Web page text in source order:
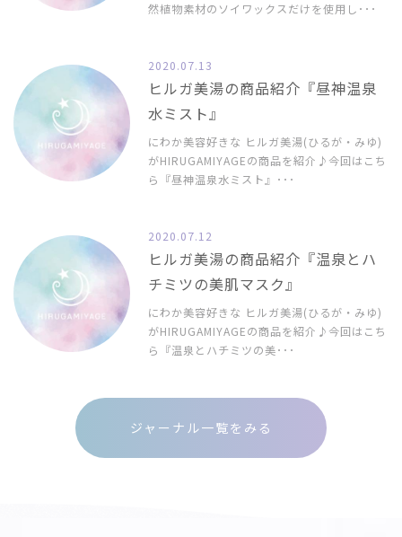
然植物素材のソイワックスだけを使用し･･･
2020.07.13
ヒルガ美湯の商品紹介『昼神温泉
水ミスト』
にわか美容好きな ヒルガ美湯(ひるが・みゆ)
がHIRUGAMIYAGEの商品を紹介♪今回はこち
ら『昼神温泉水ミスト』･･･
2020.07.12
ヒルガ美湯の商品紹介『温泉とハ
チミツの美肌マスク』
にわか美容好きな ヒルガ美湯(ひるが・みゆ)
がHIRUGAMIYAGEの商品を紹介♪今回はこち
ら『温泉とハチミツの美･･･
ジャーナル一覧をみる